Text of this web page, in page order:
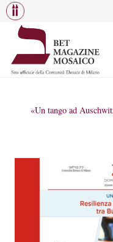
«Un tango ad